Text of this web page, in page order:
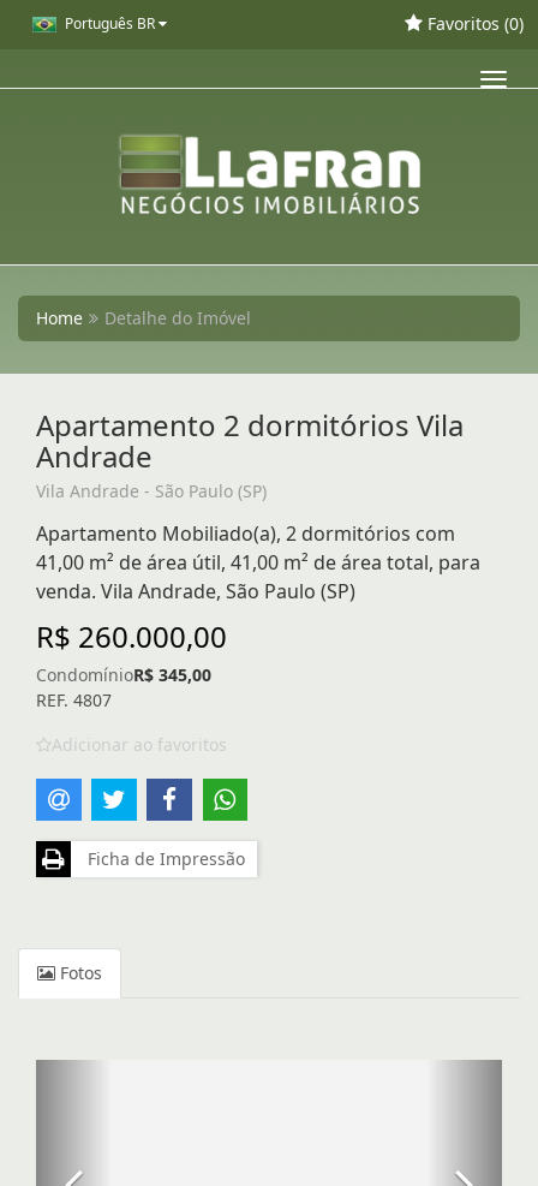
Português BR Favoritos (0)
Home Detalhe do Imóvel
Apartamento 2 dormitórios Vila
Andrade
Vila Andrade - São Paulo (SP)
Apartamento Mobiliado(a), 2 dormitórios com
41,00 m² de área útil, 41,00 m² de área total, para
venda. Vila Andrade, São Paulo (SP)
R$ 260.000,00
CondomínioR$ 345,00
REF. 4807
Adicionar ao favoritos
Ficha de Impressão
Fotos